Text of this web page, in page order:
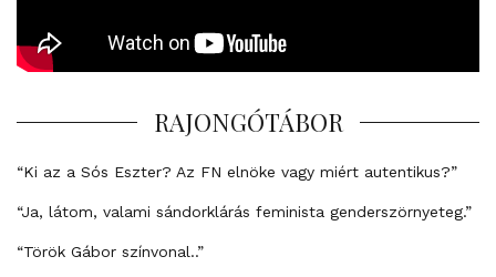
RAJONGÓTÁBOR
“Ki az a Sós Eszter? Az FN elnöke vagy miért autentikus?”
“Ja, látom, valami sándorklárás feminista genderszörnyeteg.”
“Török Gábor színvonal..”